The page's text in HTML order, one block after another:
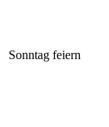
Sonntag feiern